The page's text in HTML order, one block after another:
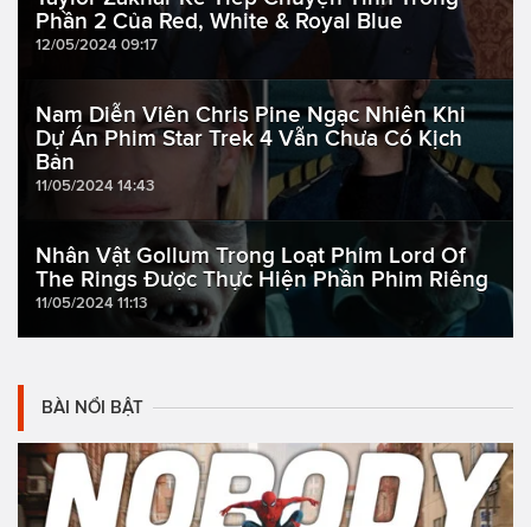
Phần 2 Của Red, White & Royal Blue
12/05/2024 09:17
Nam Diễn Viên Chris Pine Ngạc Nhiên Khi
Dự Án Phim Star Trek 4 Vẫn Chưa Có Kịch
Bản
11/05/2024 14:43
Nhân Vật Gollum Trong Loạt Phim Lord Of
The Rings Được Thực Hiện Phần Phim Riêng
11/05/2024 11:13
BÀI NỔI BẬT